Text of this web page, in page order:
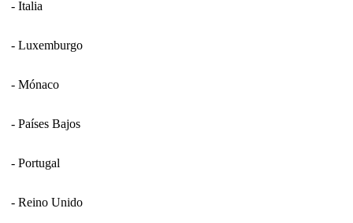
- Italia
- Luxemburgo
- Mónaco
- Países Bajos
- Portugal
- Reino Unido